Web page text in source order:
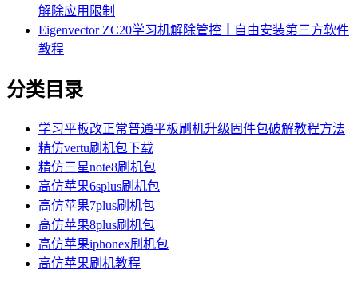
解除应用限制
Eigenvector ZC20学习机解除管控｜自由安装第三方软件
教程
分类目录
学习平板改正常普通平板刷机升级固件包破解教程方法
精仿vertu刷机包下载
精仿三星note8刷机包
高仿苹果6splus刷机包
高仿苹果7plus刷机包
高仿苹果8plus刷机包
高仿苹果iphonex刷机包
高仿苹果刷机教程